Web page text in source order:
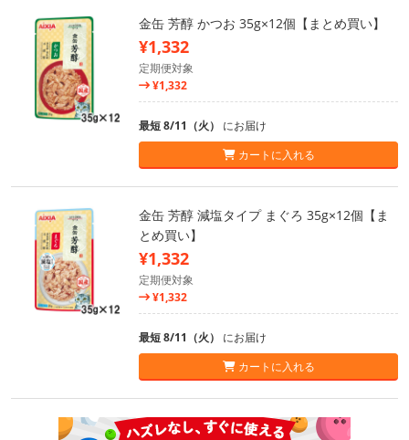
金缶 芳醇 かつお 35g×12個【まとめ買い】
¥1,332
定期便対象
¥1,332
最短 8/11（火） にお届け
カートに入れる
金缶 芳醇 減塩タイプ まぐろ 35g×12個【ま
とめ買い】
¥1,332
定期便対象
¥1,332
最短 8/11（火） にお届け
カートに入れる